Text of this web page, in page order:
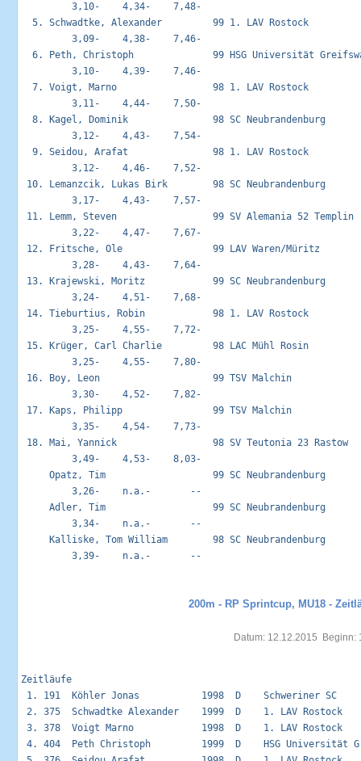
         3,10-    4,34-    7,48-
5. Schwadtke, Alexander         99 1. LAV Rostock
         3,09-    4,38-    7,46-
6. Peth, Christoph              99 HSG Universität
         3,10-    4,39-    7,46-
7. Voigt, Marno                 98 1. LAV Rostock
         3,11-    4,44-    7,50-
8. Kagel, Dominik               98 SC Neubrandenburg
         3,12-    4,43-    7,54-
9. Seidou, Arafat               98 1. LAV Rostock
         3,12-    4,46-    7,52-
10. Lemanzcik, Lukas Birk        98 SC Neubrandenburg
         3,17-    4,43-    7,57-
11. Lemm, Steven                 99 SV Alemania 52
         3,22-    4,47-    7,67-
12. Fritsche, Ole                99 LAV Waren/Müritz
         3,28-    4,43-    7,64-
13. Krajewski, Moritz            99 SC Neubrandenburg
         3,24-    4,51-    7,68-
14. Tieburtius, Robin            98 1. LAV Rostock
         3,25-    4,55-    7,72-
15. Krüger, Carl Charlie         98 LAC Mühl Rosin
         3,25-    4,55-    7,80-
16. Boy, Leon                    99 TSV Malchin
         3,30-    4,52-    7,82-
17. Kaps, Philipp                99 TSV Malchin
         3,35-    4,54-    7,73-
18. Mai, Yannick                 98 SV Teutonia 23 Rastow
         3,49-    4,53-    8,03-
Opatz, Tim                   99 SC
         3,26-    n.a.-       --
Adler, Tim                   99 SC
         3,34-    n.a.-       --
Kalliske, Tom William        98 SC
         3,39-    n.a.-       --
200m - RP Sprintcup, MU18 -
Datum: 12.12.2015  Beginn:
1. 191  Köhler Jonas           1998  D    Schweriner
2. 375  Schwadtke Alexander    1999  D    1. LAV
3. 378  Voigt Marno            1998  D    1. LAV
4. 404  Peth Christoph         1999  D    HSG